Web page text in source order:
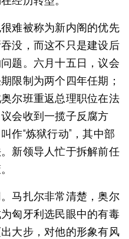
难被称为新内阁的优先
没，而这不只是建设后
题。六月十五日，议会
限制为两个四年任期；
尔班重返总理职位在法
会收到一揽子反腐方
作“炼狱行动”，其中部
新领导人忙于拆解前任
马扎尔非常清楚，奥尔
匈牙利选民眼中的有毒
大步，对他的形象有风